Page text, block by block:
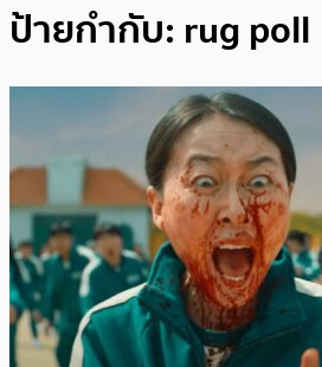
ป้ายกำกับ: rug poll